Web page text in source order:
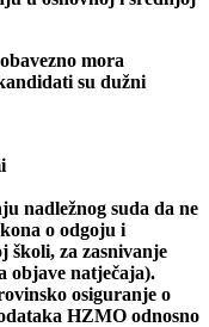
mora
su dužni
nadležnog suda da ne
o odgoju i
školi, za zasnivanje
objave natječaja).
osiguranje o
HZMO odnosno